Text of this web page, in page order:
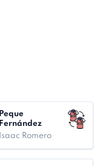
Peque
Fernández
Isaac Romero